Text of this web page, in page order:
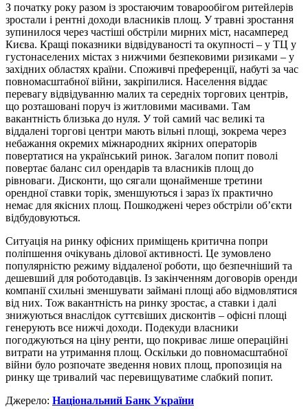
З початку року разом із зростаючим товарообігом ритейлерів
зростали і рентні доходи власників площ. У травні зростання
зупинилося через частіші обстріли мирних міст, насамперед
Києва. Кращі показники відвідуваності та окупності – у ТЦ у
густонаселених містах з нижчими безпековими ризиками – у
західних областях країни. Споживчі преференції, набуті за час
повномасштабної війни, закріпилися. Населення віддає
перевагу відвідуванню малих та середніх торгових центрів,
що розташовані поруч із житловими масивами. Там
вакантність близька до нуля. У той самий час великі та
віддалені торгові центри мають вільні площі, зокрема через
небажання окремих міжнародних якірних операторів
повертатися на український ринок. Загалом попит поволі
повертає баланс сил орендарів та власників площ до
рівноваги. Дисконти, що сягали щонайменше третини
орендної ставки торік, зменшуються і зараз їх практично
немає для якісних площ. Пошкоджені через обстріли об’єкти
відбудовуються.
Ситуація на ринку офісних приміщень критична попри
поліпшення очікувань ділової активності. Це зумовлено
популярністю режиму віддаленої роботи, що безпечніший та
дешевший для роботодавців. Із закінченням договорів оренди
компанії схильні зменшувати займані площі або відмовлятися
від них. Тож вакантність на ринку зростає, а ставки і далі
знижуються внаслідок суттєвіших дисконтів – офісні площі
генерують все нижчі доходи. Подекуди власники
погоджуються на ціну ренти, що покриває лише операційні
витрати на утримання площ. Оскільки до повномасштабної
війни було розпочате зведення нових площ, пропозиція на
ринку ще тривалий час перевищуватиме слабкий попит.
Джерело: Національний Банк України